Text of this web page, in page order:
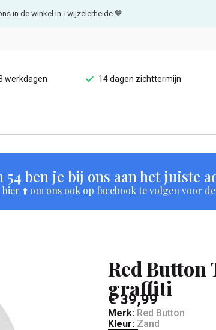
in de winkel in Twijzelerheide 💙
werkdagen 14 dagen zichttermijn
ben je bij ons aan het juiste
⬆️ om ons ook op facebook te volgen voor
Red Button
graffiti
€ 39,99
Merk: Red Button
Kleur: Zand